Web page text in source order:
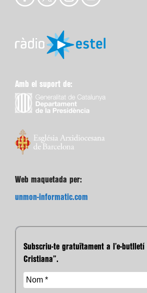
Amb el suport de:
Web maquetada per:
unmon-informatic.com
Subscriu-te gratuïtament a l’e-butlletí
Cristiana”.